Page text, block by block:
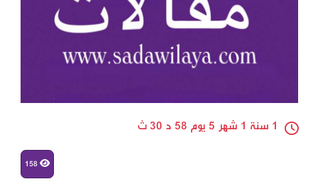
1 سنة 1 شهر 5 يوم 58 د 30 ث
158